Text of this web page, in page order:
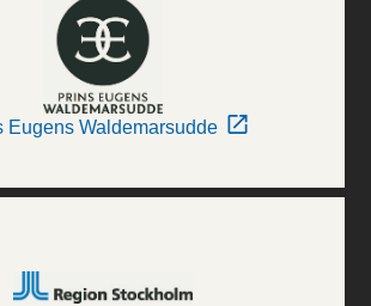
Eugens Waldemarsudde